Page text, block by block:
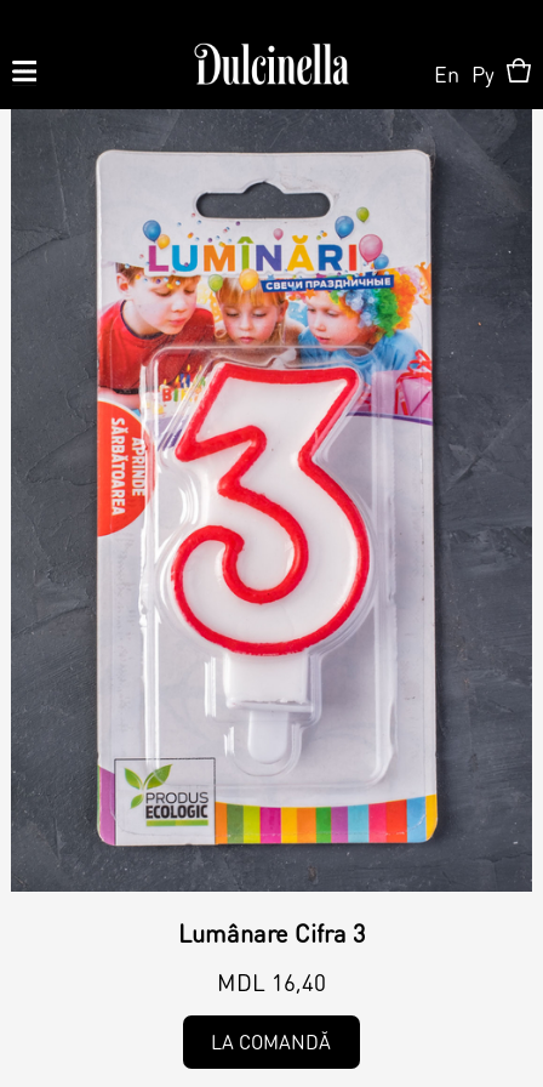
Produse la comandă:
062 10 02 11| 060 02 58 58
La Comandă
La Comandă
Tort la Comandă
Bento cake
Colaci
Umpluturi
Candy Bar
Macarons personalizat
CakePops personalizat
Cupcake personalizat
Magazin Online
Patisserie & Cofetărie
Torturi
Prajituri
Desert
Macarons
Despre Noi
Magazine
En Ру
Lumânare Cifra 3
MDL 16,40
LA COMANDĂ